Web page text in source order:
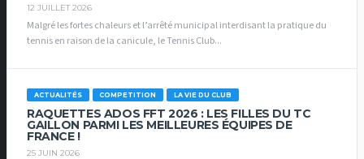
12 JUILLET 2026
Malgré les fortes chaleurs et l’arrêté municipal interdisant la pratique du
tennis en raison de la canicule, le Tennis Club...
ACTUALITÉS COMPETITION LA VIE DU CLUB
RAQUETTES ADOS FFT 2026 : LES FILLES DU TC
GAILLON PARMI LES MEILLEURES ÉQUIPES DE
FRANCE !
25 JUIN 2026